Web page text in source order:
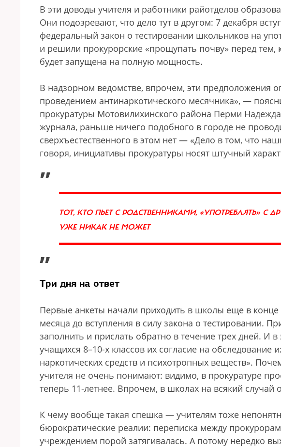
В эти доводы учителя и работники райотделов
Они подозревают, что дело тут в другом: 7 декабря
федеральный закон о тестировании школьников на
и решили прокурорские «прощупать почву» перед тем,
будет запущена на полную мощность.
В надзорном ведомстве, впрочем, эти предположения
проведением антинаркотического месячника», —
прокуратуры Мотовилихинского района Перми
журнала, раньше ничего подобного в городе не
сверхъестественного в этом нет — «Дело в том, что
говоря, инициативы прокуратуры носят штучный
„
ТОТ, КТО ПЬЕТ С РОДСТВЕННИКАМИ, «УПОТРЕБЛЯТЬ» С
УЖЕ НИКАК НЕ МОЖЕТ
”
Три дня на ответ
Первые анкеты начали приходить в школы еще в конце
месяца до вступления в силу закона о тестировании.
заполнить и прислать обратно в течение трех дней. И
учащихся 8–10-х классов их согласие на обследование
наркотических средств и психотропных веществ».
учителя не очень понимают: видимо, в прокуратуре
теперь 11-летнее. Впрочем, в школах на всякий
К чему вообще такая спешка — учителям тоже
бюрократические реалии: переписка между
учреждением порой затягивалась. А потому нередко